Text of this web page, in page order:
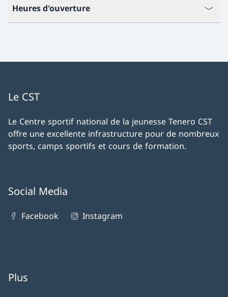
Heures d'ouverture
Le CST
Le Centre sportif national de la jeunesse Tenero CST
offre une excellente infrastructure pour de nombreux
sports, camps sportifs et cours de formation.
Social Media
Facebook Instagram
Plus